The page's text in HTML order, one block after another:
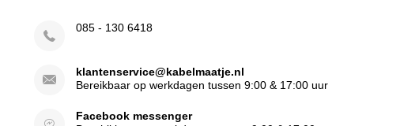
085 - 130 6418
klantenservice@kabelmaatje.nl
Bereikbaar op werkdagen tussen 9:00 & 17:00 uur
Facebook messenger